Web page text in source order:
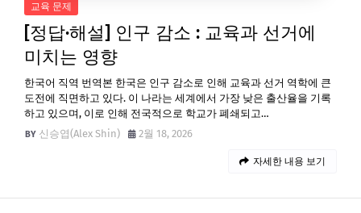
교육 문제
[정답·해설] 인구 감소 : 교육과 선거에
미치는 영향
한국어 직역 번역본 한국은 인구 감소로 인해 교육과 선거 역학에 큰
도전에 직면하고 있다. 이 나라는 세계에서 가장 낮은 출산율을 기록
하고 있으며, 이로 인해 전국적으로 학교가 폐쇄되고…
신승엽(Alex Shin)
2월 18, 2026
자세한 내용 보기